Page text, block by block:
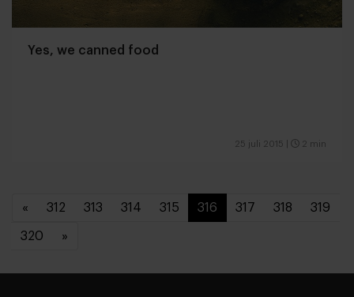
Yes, we canned food
25 juli 2015 2 min
« 312 313 314 315 316 317 318 319
320 »